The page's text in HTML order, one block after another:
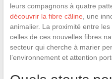
leurs compagnons à quatre
découvrir la fibre câline , une
animalier. La proximité entre
celles de ces nouvelles fibres
secteur qui cherche à marier
l’environnement et attention